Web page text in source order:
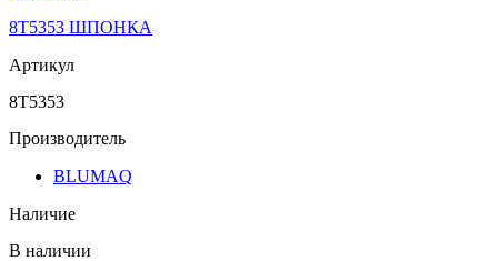
8T5353 ШПОНКА
Артикул
8T5353
Производитель
BLUMAQ
Наличие
В наличии